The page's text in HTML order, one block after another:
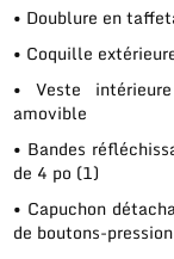
• Doublure en
• Coquille
• Veste
amovible
• Bandes
de 4 po (1)
• Capuchon
de boutons-